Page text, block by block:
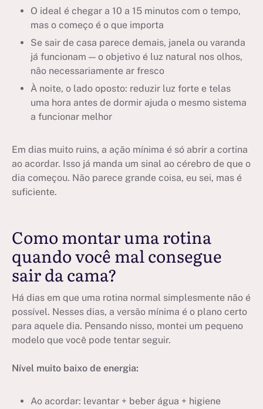
O ideal é chegar a 10 a 15 minutos com o tempo,
mas o começo é o que importa
Se sair de casa parece demais, janela ou varanda
já funcionam — o objetivo é luz natural nos olhos,
não necessariamente ar fresco
À noite, o lado oposto: reduzir luz forte e telas
uma hora antes de dormir ajuda o mesmo sistema
a funcionar melhor
Em dias muito ruins, a ação mínima é só abrir a cortina
ao acordar. Isso já manda um sinal ao cérebro de que o
dia começou. Não parece grande coisa, eu sei, mas é
suficiente.
Como montar uma rotina
quando você mal consegue
sair da cama?
Há dias em que uma rotina normal simplesmente não é
possível. Nesses dias, a versão mínima é o plano certo
para aquele dia. Pensando nisso, montei um pequeno
modelo que você pode tentar seguir.
Nível muito baixo de energia:
Ao acordar: levantar + beber água + higiene